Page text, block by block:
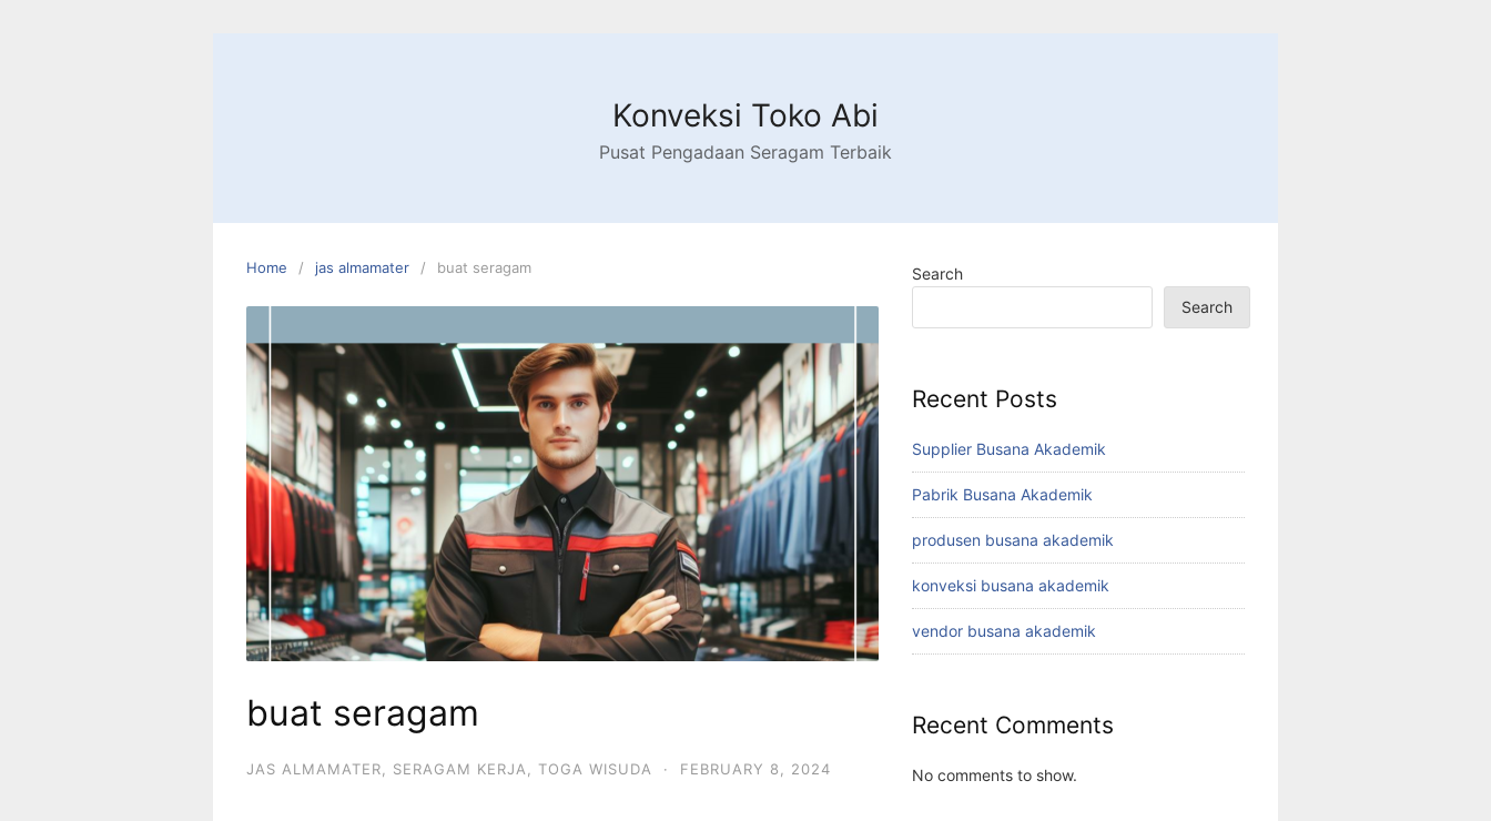
Konveksi Toko Abi
Pusat Pengadaan Seragam Terbaik
Home jas almamater buat seragam
buat seragam
JAS ALMAMATER SERAGAM KERJA TOGA WISUDA · FEBRUARY 8, 2024
Search
Search
Recent Posts
Supplier Busana Akademik
Pabrik Busana Akademik
produsen busana akademik
konveksi busana akademik
vendor busana akademik
Recent Comments
No comments to show.